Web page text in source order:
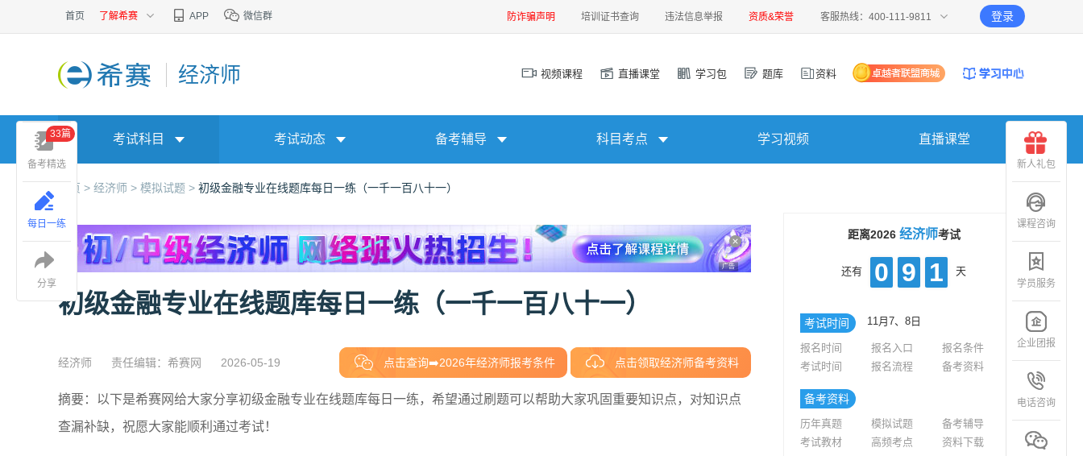
首页 了解希赛 APP 微信群 防诈骗声明 培训证书查询 违法信息举报 资质&荣誉 客服热线：400-111-9811 登录
经济师 视频课程 直播课堂 学习包 题库 资料
考试科目 考试动态 备考辅导 科目考点 学习视频 直播课堂
首页 > 经济师 > 模拟试题 > 初级金融专业在线题库每日一练（一千一百八十一）
广告
初级金融专业在线题库每日一练（一千一百八十一）
经济师 责任编辑：希赛网 2026-05-19 点击查询➡️2026年经济师报考条件 点击领取经济师备考资料
摘要：以下是希赛网给大家分享初级金融专业在线题库每日一练，希望通过刷题可以帮助大家巩固重要知识点，对知识点
查漏补缺，祝愿大家能顺利通过考试！
距离2026 经济师考试
还有 0 9 1 天
考试时间 11月7、8日
报名时间 报名入口
报名条件
考试时间
报名流程 备考资料
备考资料
历年真题 模拟试题
备考辅导
考试教材
高频考点 资料下载
备考精选
33篇
每日一练
分享
新人礼包
课程咨询
学员服务
企业团报
电话咨询